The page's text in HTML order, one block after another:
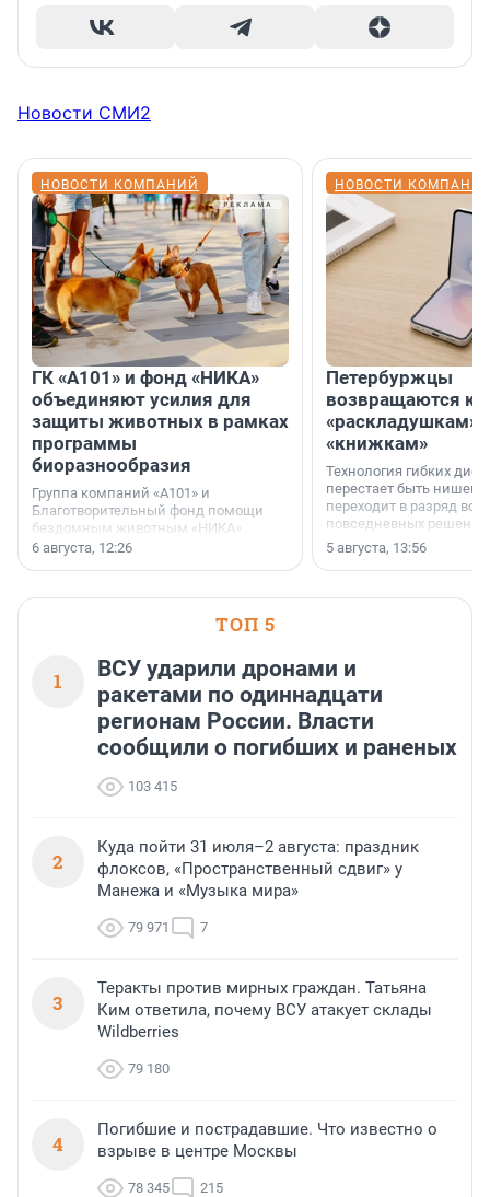
Новости СМИ2
НОВОСТИ КОМПАНИЙ
ГК «А101» и фонд «НИКА»
объединяют усилия для
защиты животных в рамках
программы
биоразнообразия
Группа компаний «А101» и
Благотворительный фонд помощи
бездомным животным «НИКА»
заключили соглашение о
6 августа, 12:26
НОВОСТИ
Петербуржцы
возвращаются к
«раскладушкам»
«книжкам»
Технология гибких
перестает быть
переходит в разряд
повседневных
5 августа, 13:56
ТОП 5
1
ВСУ ударили дронами и
ракетами по одиннадцати
регионам России. Власти
сообщили о погибших и раненых
103 415
2
Куда пойти 31 июля–2 августа: праздник
флоксов, «Пространственный сдвиг» у
Манежа и «Музыка мира»
79 971 7
3
Теракты против мирных граждан. Татьяна
Ким ответила, почему ВСУ атакует склады
Wildberries
79 180
4
Погибшие и пострадавшие. Что известно о
взрыве в центре Москвы
78 345 215